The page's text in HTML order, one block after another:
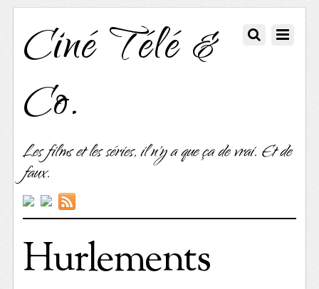
Ciné Télé &
Co.
Les films et les séries, il n'y a que ça de vrai. Et de
faux.
Hurlements